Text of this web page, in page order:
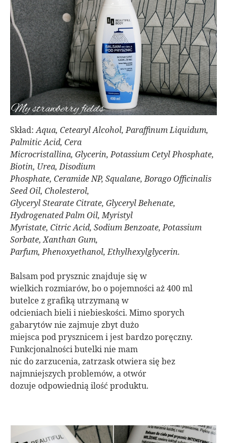
Skład:Aqua, Cetearyl Alcohol, Paraffinum Liquidum,
Palmitic Acid, Cera
Microcristallina, Glycerin, Potassium Cetyl Phosphate,
Biotin, Urea, Disodium
Phosphate, Ceramide NP, Squalane, Borago Officinalis
Seed Oil, Cholesterol,
Glyceryl Stearate Citrate, Glyceryl Behenate,
Hydrogenated Palm Oil, Myristyl
Myristate, Citric Acid, Sodium Benzoate, Potassium
Sorbate, Xanthan Gum,
Parfum, Phenoxyethanol, Ethylhexylglycerin.
Balsam pod prysznic znajduje się w
wielkich rozmiarów, bo o pojemności aż 400 ml
butelce z grafiką utrzymaną w
odcieniach bieli i niebieskości. Mimo sporych
gabarytów nie zajmuje zbyt dużo
miejsca pod prysznicem i jest bardzo poręczny.
Funkcjonalności butelki nie mam
nic do zarzucenia, zatrzask otwiera się bez
najmniejszych problemów, a otwór
dozuje odpowiednią ilość produktu.